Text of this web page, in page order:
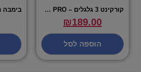
קורקינט 3 גלגלים – VIPER PRO
₪189.00
הוספה לסל